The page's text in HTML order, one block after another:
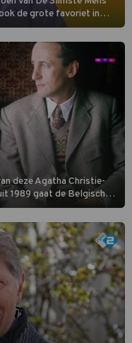
de grote favoriet in
inbreng, want komiek
jurytafel.
deze Agatha Christie-
1989 gaat de Belgische
Poirot raakt al snel